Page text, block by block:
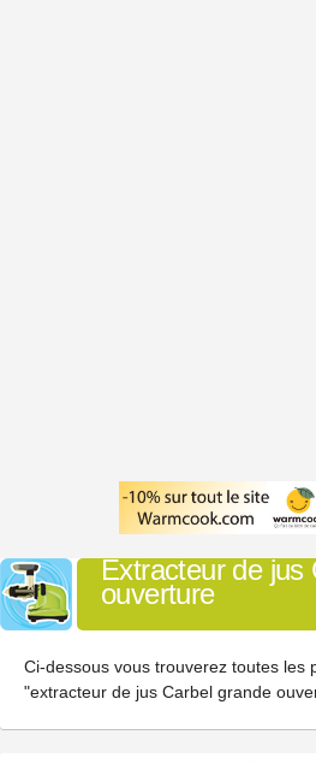
Extracteur de jus
ouverture
Ci-dessous vous trouverez toutes les
"extracteur de jus Carbel grande